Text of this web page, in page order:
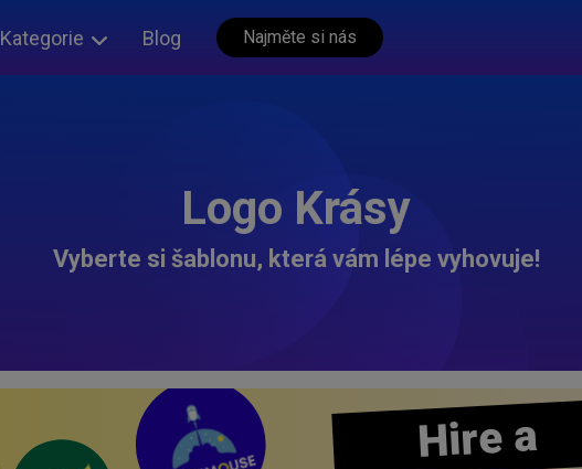
Kategorie Blog Najměte si nás
Logo Krásy
Vyberte si šablonu, která vám lépe vyhovuje!
Hire a